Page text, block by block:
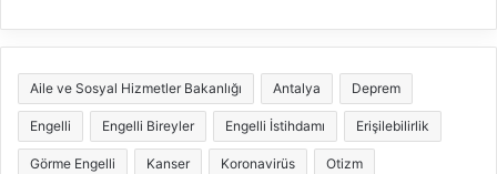
Aile ve Sosyal Hizmetler Bakanlığı Antalya Deprem
Engelli Engelli Bireyler Engelli İstihdamı Erişilebilirlik
Görme Engelli Kanser Koronavirüs Otizm